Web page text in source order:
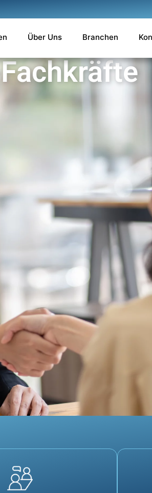
Über Uns Branchen